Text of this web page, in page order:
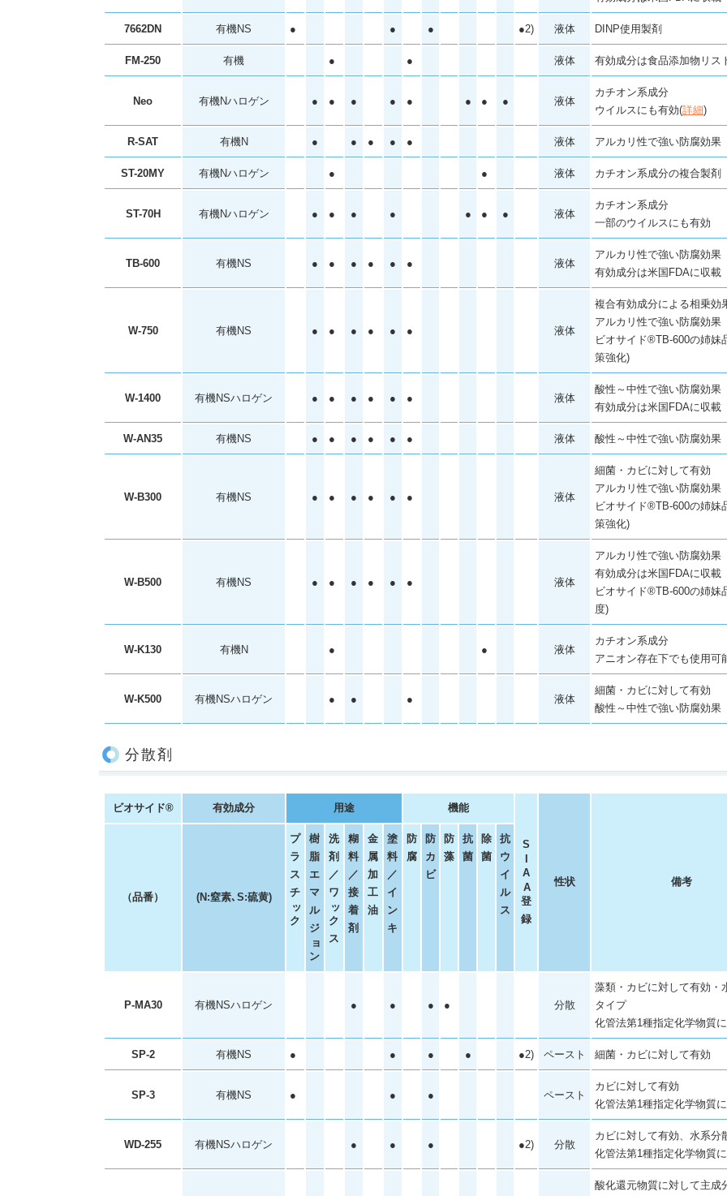
7662DN 有機NS ● ● ● ●2) 液体 DINP使用製剤
FM-250 有機 ● ● 液体 有効成分は食品添加物リス
Neo 有機Nハロゲン ● ● ● ● ● ● ● ● 液体
カチオン系成分
ウイルスにも有効(詳細)
R-SAT 有機N ● ● ● ● ● 液体 アルカリ性で強い防腐効果
ST-20MY 有機Nハロゲン ● ● 液体 カチオン系成分の複合製剤
ST-70H 有機Nハロゲン ● ● ● ● ● ● ● 液体
カチオン系成分
一部のウイルスにも有効
TB-600 有機NS ● ● ● ● ● ● 液体
アルカリ性で強い防腐効果
有効成分は米国FDAに収載
W-750 有機NS ● ● ● ● ● ● 液体
複合有効成分による相乗効
アルカリ性で強い防腐効果
ビオサイド®TB-600の姉妹
策強化)
W-1400 有機NSハロゲン ● ● ● ● ● ● 液体
酸性～中性で強い防腐効果
有効成分は米国FDAに収載
W-AN35 有機NS ● ● ● ● ● ● 液体 酸性～中性で強い防腐効果
W-B300 有機NS ● ● ● ● ● ● 液体
細菌・カビに対して有効
アルカリ性で強い防腐効果
ビオサイド®TB-600の姉妹
策強化)
W-B500 有機NS ● ● ● ● ● ● 液体
アルカリ性で強い防腐効果
有効成分は米国FDAに収載
ビオサイド®TB-600の姉妹
度)
W-K130 有機N ● ● 液体
カチオン系成分
アニオン存在下でも使用可
W-K500 有機NSハロゲン ● ● ● 液体
細菌・カビに対して有効
酸性～中性で強い防腐効果
分散剤
ビオサイド® 有効成分 用途 機能
S
A
A
登
録
性状
備考
（品番）
(N:窒素､S:硫黄)
プ
ラ
ス
チ
ッ
ク
樹
脂
エ
マ
ル
ジ
ョ
ン
洗
剤
／
ワ
ッ
ク
ス
糊
料
／
接
着
剤
金
属
加
工
油
塗
料
／
イ
ン
キ
防
腐
防
カ
ビ
防
藻
抗
菌
除
菌
抗
ウ
イ
ル
ス
P-MA30 有機NSハロゲン ● ● ● ● 分散
藻類・カビに対して有効・
タイプ
化管法第1種指定化学物質
SP-2 有機NS ● ● ● ● ●2) ペースト 細菌・カビに対して有効
SP-3 有機NS ● ● ● ペースト
カビに対して有効
化管法第1種指定化学物質
WD-255 有機NSハロゲン ● ● ● ●2) 分散
カビに対して有効、水系分
化管法第1種指定化学物質
酸化還元物質に対して主成